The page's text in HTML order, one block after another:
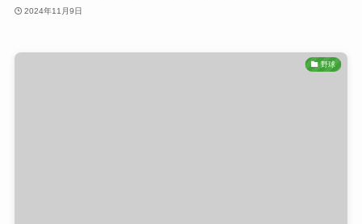
2024年11月9日
野球